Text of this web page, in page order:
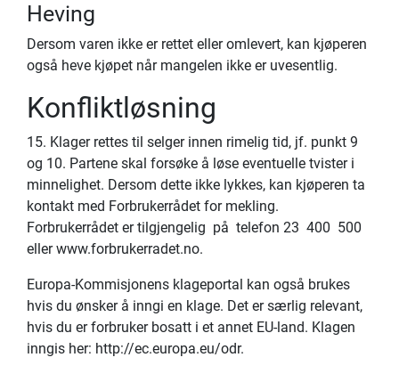
Heving
Dersom varen ikke er rettet eller omlevert, kan kjøperen
også heve kjøpet når mangelen ikke er uvesentlig.
Konfliktløsning
15. Klager rettes til selger innen rimelig tid, jf. punkt 9
og 10. Partene skal forsøke å løse eventuelle tvister i
minnelighet. Dersom dette ikke lykkes, kan kjøperen ta
kontakt med Forbrukerrådet for mekling.
Forbrukerrådet er tilgjengelig på telefon 23 400 500
ellerwww.forbrukerradet.no.
Europa-Kommisjonens klageportal kan også brukes
hvis du ønsker å inngi en klage. Det er særlig relevant,
hvis du er forbruker bosatt i et annet EU-land. Klagen
inngis her: http://ec.europa.eu/odr.